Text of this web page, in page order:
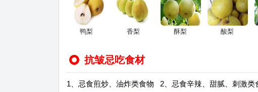
鸭梨 香梨 酥梨 酸梨
抗皱忌吃食材
1、忌食煎炒、油炸类食物 2、忌食辛辣、甜腻、刺激